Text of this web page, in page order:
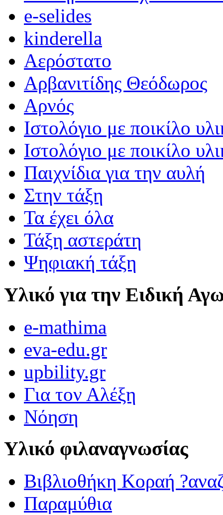
e-selides
kinderella
Αερόστατο
Αρβανιτίδης Θεόδωρος
Αρνός
Ιστολόγιο με ποικίλο
Ιστολόγιο με ποικίλο
Παιχνίδια για την αυλή
Στην τάξη
Τα έχει όλα
Τάξη αστεράτη
Ψηφιακή τάξη
Υλικό για την Ειδική
e-mathima
eva-edu.gr
upbility.gr
Για τον Αλέξη
Νόηση
Υλικό φιλαναγνωσίας
Βιβλιοθήκη Κοραή
Παραμύθια